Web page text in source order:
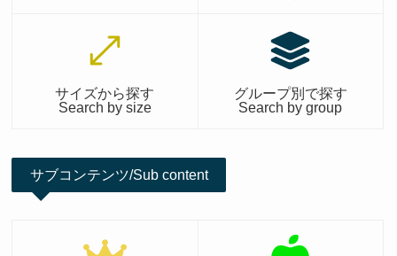
サイズから探す
Search by size
グループ別で探す
Search by group
サブコンテンツ/Sub content